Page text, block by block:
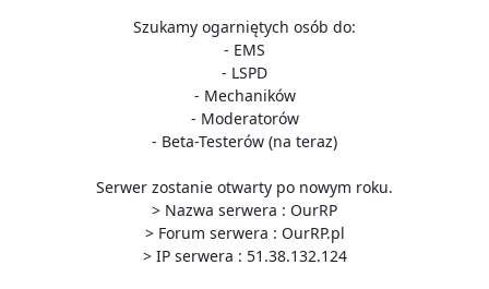
Szukamy ogarniętych osób do:
- EMS
- LSPD
- Mechaników
- Moderatorów
- Beta-Testerów (na teraz)
Serwer zostanie otwarty po nowym roku.
> Nazwa serwera : OurRP
> Forum serwera : OurRP.pl
> IP serwera : 51.38.132.124